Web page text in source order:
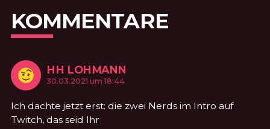
KOMMENTARE
HH LOHMANN
am
30.03.2021 um 18:44
Ich dachte jetzt erst: die zwei Nerds im Intro auf
Twitch, das seid Ihr